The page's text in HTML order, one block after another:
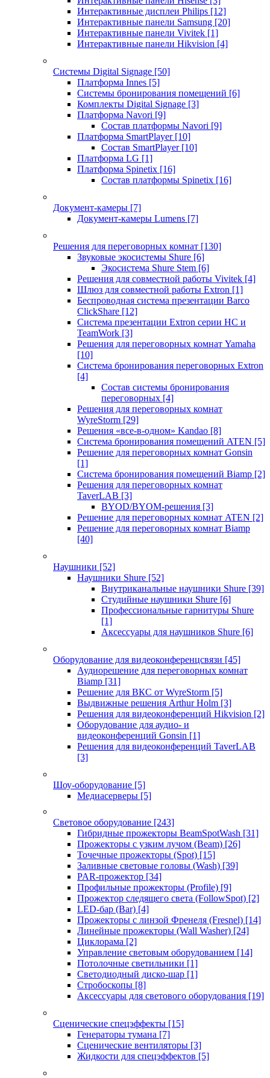
Интерактивные дисплеи Philips [12]
Интерактивные панели Samsung [20]
Интерактивные панели Vivitek [1]
Интерактивные панели Hikvision [4]
Системы Digital Signage [50]
Платформа Innes [5]
Системы бронирования помещений [6]
Комплекты Digital Signage [3]
Платформа Navori [9]
Состав платформы Navori [9]
Платформа SmartPlayer [10]
Состав SmartPlayer [10]
Платформа LG [1]
Платформа Spinetix [16]
Состав платформы Spinetix [16]
Документ-камеры [7]
Документ-камеры Lumens [7]
Решения для переговорных комнат [130]
Звуковые экосистемы Shure [6]
Экосистема Shure Stem [6]
Решения для совместной работы Vivitek [4]
Шлюз для совместной работы Extron [1]
Беспроводная система презентации Barco
ClickShare [12]
Система презентации Extron серии HC и
TeamWork [3]
Решения для переговорных комнат Yamaha
[10]
Система бронирования переговорных Extron
[4]
Состав системы бронирования
переговорных [4]
Решения для переговорных комнат
WyreStorm [29]
Решения «все-в-одном» Kandao [8]
Система бронирования помещений ATEN [5]
Решение для переговорных комнат Gonsin
[1]
Система бронирования помещений Biamp [2]
Решения для переговорных комнат
TaverLAB [3]
BYOD/BYOM-решения [3]
Решение для переговорных комнат ATEN [2]
Решение для переговорных комнат Biamp
[40]
Наушники [52]
Наушники Shure [52]
Внутриканальные наушники Shure [39]
Студийные наушники Shure [6]
Профессиональные гарнитуры Shure
[1]
Аксессуары для наушников Shure [6]
Оборудование для видеоконференцсвязи [45]
Аудиорешение для переговорных комнат
Biamp [31]
Решение для ВКС от WyreStorm [5]
Выдвижные решения Arthur Holm [3]
Решения для видеоконференций Hikvision [2]
Оборудование для аудио- и
видеоконференций Gonsin [1]
Решения для видеоконференций TaverLAB
[3]
Шоу-оборудование [5]
Медиасерверы [5]
Световое оборудование [243]
Гибридные прожекторы BeamSpotWash [31]
Прожекторы с узким лучом (Beam) [26]
Точечные прожекторы (Spot) [15]
Заливные световые головы (Wash) [39]
PAR-прожектор [34]
Профильные прожекторы (Profile) [9]
Прожектор следящего света (FollowSpot) [2]
LED-бар (Bar) [4]
Прожекторы с линзой Френеля (Fresnel) [14]
Линейные прожекторы (Wall Washer) [24]
Циклорама [2]
Управление световым оборудованием [14]
Потолочные светильники [1]
Светодиодный диско-шар [1]
Стробоскопы [8]
Аксессуары для светового оборудования [19]
Сценические спецэффекты [15]
Генераторы тумана [7]
Сценические вентиляторы [3]
Жидкости для спецэффектов [5]